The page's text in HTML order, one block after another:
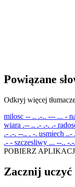
Powiązane
Odkryj więcej
milosc -- .. .-.. --- ... -
wiara .-- .. .- .-. .-
.- .-. --.. . -. usmiech ..-
.- - szczesliwy ... --.. -
POBIERZ
Zacznij